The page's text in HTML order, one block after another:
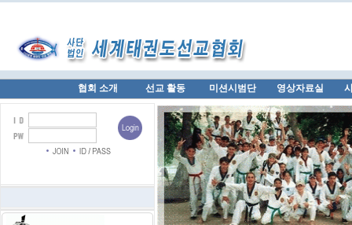
협회 소개 선교 활동 미션시범단 영상자료실